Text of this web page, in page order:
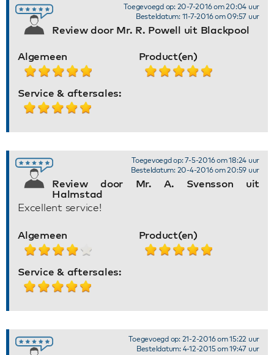
Review door Mr. R. Powell uit Blackpool
Toegevoegd op: 20-7-2016 om 20:04 uur
Besteldatum: 11-7-2016 om 09:57 uur
Algemeen Product(en)
Service & aftersales:
Review door Mr. A. Svensson uit
Halmstad
Toegevoegd op: 7-5-2016 om 18:24 uur
Besteldatum: 20-4-2016 om 20:59 uur
Excellent service!
Algemeen Product(en)
Service & aftersales:
Toegevoegd op: 21-2-2016 om 15:22 uur
Besteldatum: 4-12-2015 om 19:47 uur